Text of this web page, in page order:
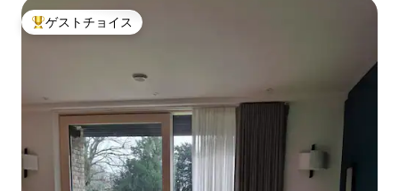
大好評のゲストチョイスです。
ゲストチョイス